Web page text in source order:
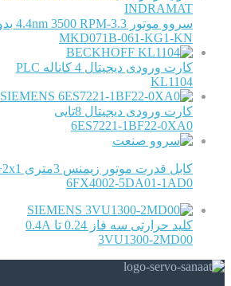
INDRAMAT
سروو موتور 3.3-4.4nm 3500 RPM بدون ترمز مدل
MKD071B-061-KG1-KN
BECKHOFF
کارت ورودی دیجیتال 4 کاناله PLC
KL1104
SIEMENS
کارت ورودی دیجیتال 8تایی
6ES7221-1BF22-0XA0
کابل قدرت موتور زیمنس 3متری 4x1/5+2x1
6FX4002-5DA01-1AD0
SIEMENS
کلید حرارتی سه فاز 0.24 تا 0.4A
3VU1300-2MD00